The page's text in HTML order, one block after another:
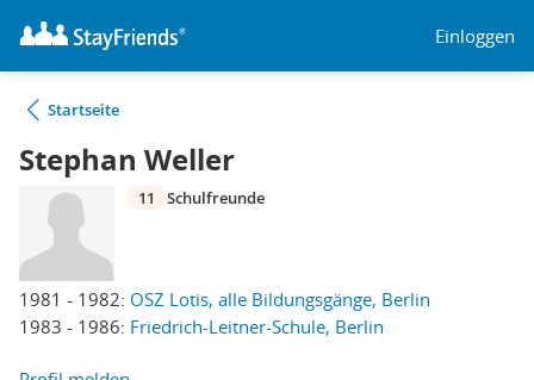
Einloggen
Startseite
Stephan Weller
1981 - 1982: OSZ Lotis, alle Bildungsgänge, Berlin
1983 - 1986: Friedrich-Leitner-Schule, Berlin
11 Schulfreunde